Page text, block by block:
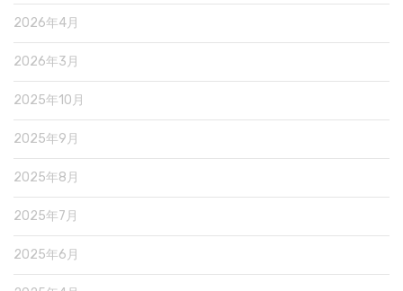
2026年4月
2026年3月
2025年10月
2025年9月
2025年8月
2025年7月
2025年6月